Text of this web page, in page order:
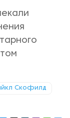
Скофилд